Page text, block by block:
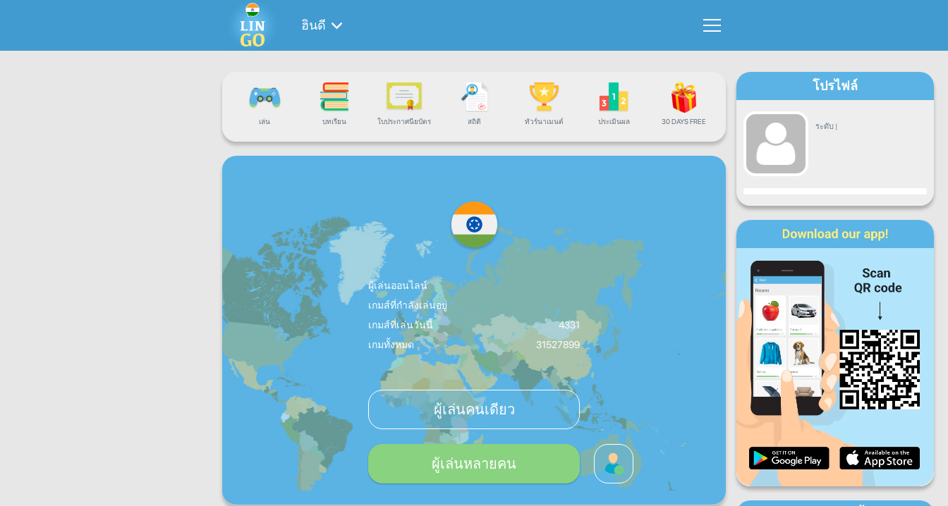
ฮินดี
เล่น บทเรียน ใบประกาศนียบัตร สถิติ ทัวร์นาเมนต์ ประเมินผล 30 DAYS FREE
ผู้เล่นออนไลน์
เกมส์ที่กำลังเล่นอยู่
เกมส์ที่เล่นวันนี้
4331
เกมทั้งหมด
31527899
ผู้เล่นคนเดียว
ผู้เล่นหลายคน
โปรไฟล์
ระดับ |
ขั้นตอน
พ. พฤ.
ส. อา.
ควาบคืนหน้ารายวัน
ความคืบหน้ารายเดือน
ใบประกาศนียบัตร
ผลรวมทั้งหมด